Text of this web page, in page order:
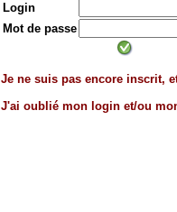
Login
Mot de passe
Je ne suis pas encore inscrit,
J'ai oublié mon login et/ou